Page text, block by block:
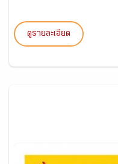
ดูรายละเอียด